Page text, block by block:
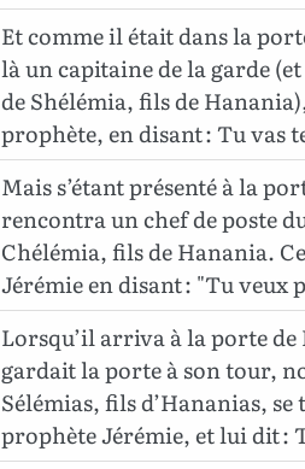
Et comme il était dans la
là un capitaine de la garde
de Shélémia, fils de
prophète, en disant : Tu vas
Mais s’étant présenté à la
rencontra un chef de poste
Chélémia, fils de Hanania.
Jérémie en disant : "Tu veux
Lorsqu’il arriva à la porte
gardait la porte à son tour,
Sélémias, fils d’Hananias,
prophète Jérémie, et lui dit :